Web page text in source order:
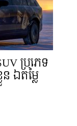
ប្រភេទ
ឯតម្លៃ